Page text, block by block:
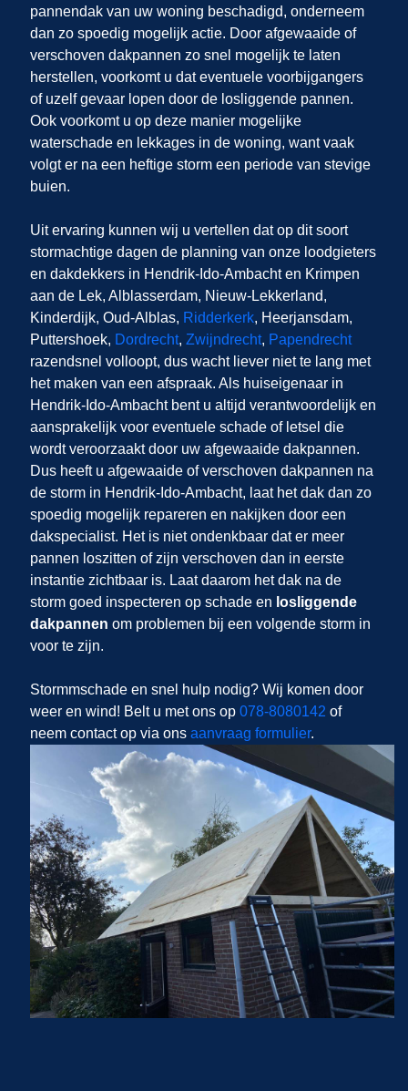
pannendak van uw woning beschadigd, onderneem
dan zo spoedig mogelijk actie. Door afgewaaide of
verschoven dakpannen zo snel mogelijk te laten
herstellen, voorkomt u dat eventuele voorbijgangers
of uzelf gevaar lopen door de losliggende pannen.
Ook voorkomt u op deze manier mogelijke
waterschade en lekkages in de woning, want vaak
volgt er na een heftige storm een periode van stevige
buien.
Uit ervaring kunnen wij u vertellen dat op dit soort
stormachtige dagen de planning van onze loodgieters
en dakdekkers in Hendrik-Ido-Ambacht en Krimpen
aan de Lek, Alblasserdam, Nieuw-Lekkerland,
Kinderdijk, Oud-Alblas, Ridderkerk, Heerjansdam,
Puttershoek, Dordrecht, Zwijndrecht, Papendrecht
razendsnel volloopt, dus wacht liever niet te lang met
het maken van een afspraak. Als huiseigenaar in
Hendrik-Ido-Ambacht bent u altijd verantwoordelijk en
aansprakelijk voor eventuele schade of letsel die
wordt veroorzaakt door uw afgewaaide dakpannen.
Dus heeft u afgewaaide of verschoven dakpannen na
de storm in Hendrik-Ido-Ambacht, laat het dak dan zo
spoedig mogelijk repareren en nakijken door een
dakspecialist. Het is niet ondenkbaar dat er meer
pannen loszitten of zijn verschoven dan in eerste
instantie zichtbaar is. Laat daarom het dak na de
storm goed inspecteren op schade en losliggende
dakpannen om problemen bij een volgende storm in
voor te zijn.
Stormmschade en snel hulp nodig? Wij komen door
weer en wind! Belt u met ons op 078-8080142 of
neem contact op via ons aanvraag formulier.